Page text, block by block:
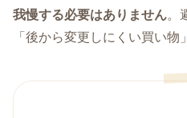
我慢する必要はありません。
「後から変更しにくい買い物